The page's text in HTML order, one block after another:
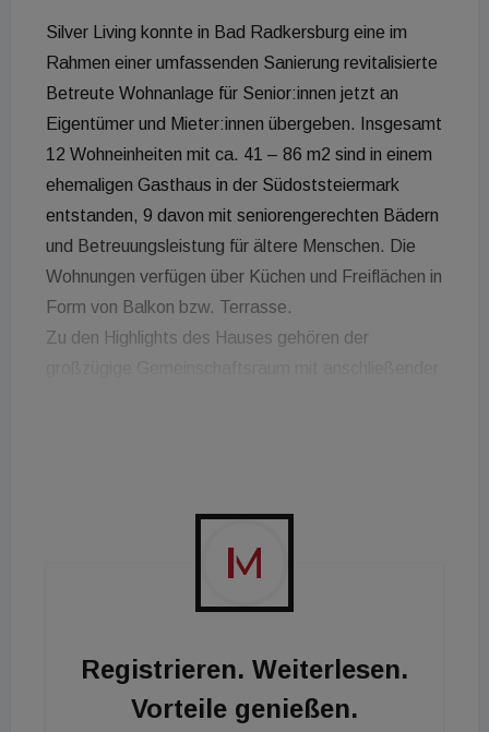
Silver Living konnte in Bad Radkersburg eine im
Rahmen einer umfassenden Sanierung revitalisierte
Betreute Wohnanlage für Senior:innen jetzt an
Eigentümer und Mieter:innen übergeben. Insgesamt
12 Wohneinheiten mit ca. 41 – 86 m2 sind in einem
ehemaligen Gasthaus in der Südoststeiermark
entstanden, 9 davon mit seniorengerechten Bädern
und Betreuungsleistung für ältere Menschen. Die
Wohnungen verfügen über Küchen und Freiflächen in
Form von Balkon bzw. Terrasse.
Zu den Highlights des Hauses gehören der
ersten sind bereits eingezogen – viel Freude
bereiten wird. Ein weiterer Pluspunkt sind die
attraktiven, leistbaren Mieten, die durch die
Landesförderung der Umfassenden Sanierung
Koren.Registrieren. Weiterlesen.
Vorteile genießen.